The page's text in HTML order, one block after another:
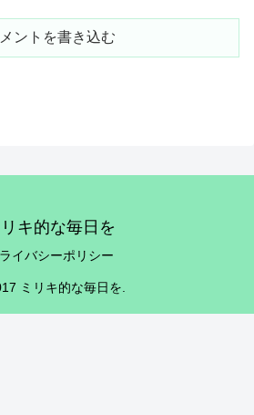
ントを書き込む
リキ的な毎日を
イバシーポリシー
ミリキ的な毎日を.